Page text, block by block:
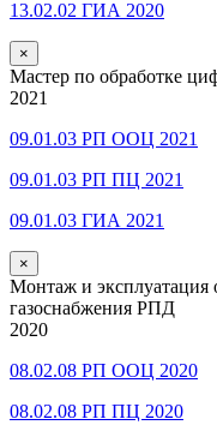
13.02.02 ГИА 2020
×
Мастер по обработке
2021
09.01.03 РП ООЦ 2021
09.01.03 РП ПЦ 2021
09.01.03 ГИА 2021
×
Монтаж и эксплуатация
газоснабжения РПД
2020
08.02.08 РП ООЦ 2020
08.02.08 РП ПЦ 2020